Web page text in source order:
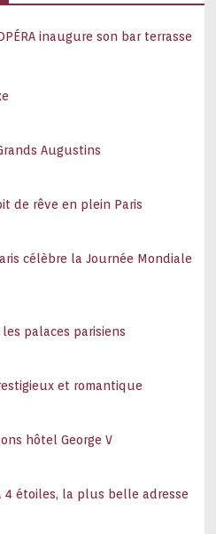
inaugure son bar terrasse
Augustins
de rêve en plein Paris
célèbre la Journée Mondiale
palaces parisiens
et romantique
hôtel George V
4 étoiles, la plus belle adresse